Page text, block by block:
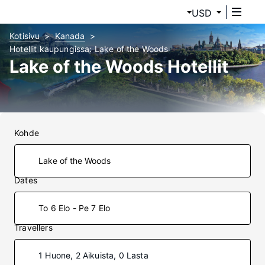
USD
Kotisivu
Kanada
Hotellit kaupungissa: Lake of the Woods
Lake of the Woods Hotellit
Kohde
Dates
To 6 Elo - Pe 7 Elo
Travellers
1 Huone, 2 Aikuista, 0 Lasta